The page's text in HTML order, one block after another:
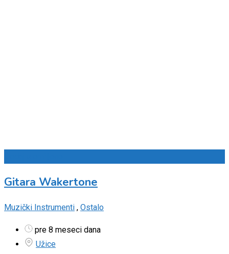
Gitara Wakertone
Muzički Instrumenti , Ostalo
pre 8 meseci dana
Užice